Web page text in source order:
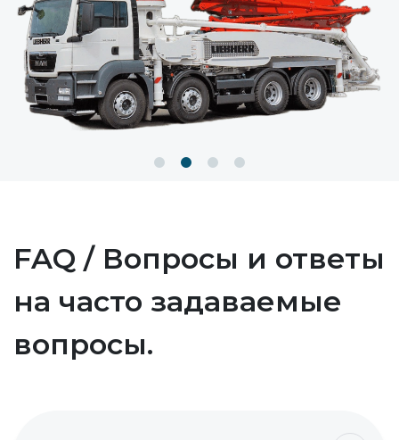
FAQ / Вопросы и ответы
на часто задаваемые
вопросы.